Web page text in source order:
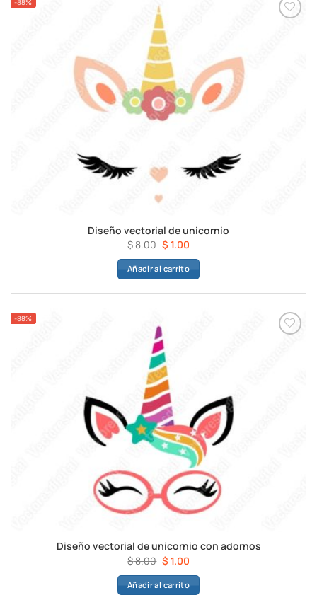
-88%
Diseño vectorial de unicornio
$8.00 El
precio
original
$ 8.00.
$ 1.00El
precio
actual
$ 1.00.
Añadir al carrito
-88%
Diseño vectorial de unicornio con adornos
$8.00 El
precio
original
$ 1.00El
precio
actual
Añadir al carrito